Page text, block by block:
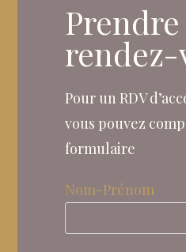
Prendre
rendez-
Pour un RDV
vous pouvez
formulaire
Nom-Prénom